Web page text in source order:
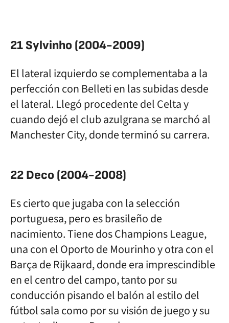
21 Sylvinho (2004-2009)
El lateral izquierdo se complementaba a la
perfección con Belleti en las subidas desde
el lateral. Llegó procedente del Celta y
cuando dejó el club azulgrana se marchó al
Manchester City, donde terminó su carrera.
22 Deco (2004-2008)
Es cierto que jugaba con la selección
portuguesa, pero es brasileño de
nacimiento. Tiene dos Champions League,
una con el Oporto de Mourinho y otra con el
Barça de Rijkaard, donde era imprescindible
en el centro del campo, tanto por su
conducción pisando el balón al estilo del
fútbol sala como por su visión de juego y su